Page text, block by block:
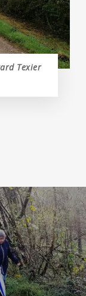
Texier